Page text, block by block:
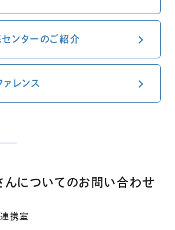
ンターのご紹介
ァレンス
んについてのお問い合わせ
連携室